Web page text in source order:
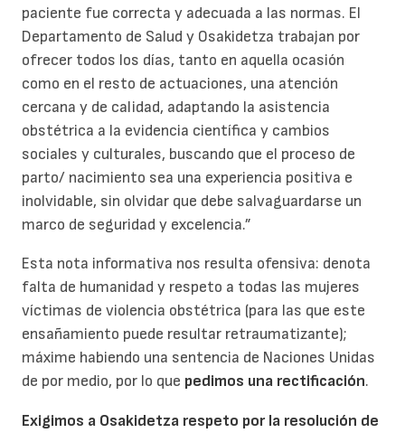
paciente fue correcta y adecuada a las normas. El
Departamento de Salud y Osakidetza trabajan por
ofrecer todos los días, tanto en aquella ocasión
como en el resto de actuaciones, una atención
cercana y de calidad, adaptando la asistencia
obstétrica a la evidencia científica y cambios
sociales y culturales, buscando que el proceso de
parto/ nacimiento sea una experiencia positiva e
inolvidable, sin olvidar que debe salvaguardarse un
marco de seguridad y excelencia.”
Esta nota informativa nos resulta ofensiva: denota
falta de humanidad y respeto a todas las mujeres
víctimas de violencia obstétrica (para las que este
ensañamiento puede resultar retraumatizante);
máxime habiendo una sentencia de Naciones Unidas
de por medio, por lo que pedimos una rectificación.
Exigimos a Osakidetza respeto por la resolución de